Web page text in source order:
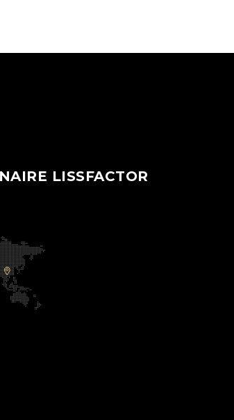
LISSFACTOR